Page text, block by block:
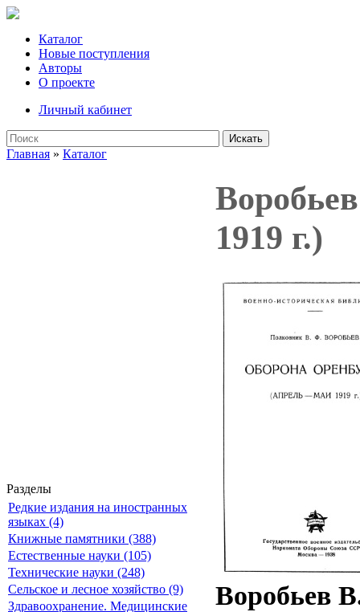
Каталог
Новые поступления
Авторы
О проекте
Личный кабинет
Искать
Главная » Каталог
Разделы
Редкие издания на иностранных
языках (4)
Книжные памятники (388)
Естественные науки (105)
Технические науки (248)
Сельское и лесное хозяйство (9)
Здравоохранение. Медицинские
1919 г.)
Воробьев